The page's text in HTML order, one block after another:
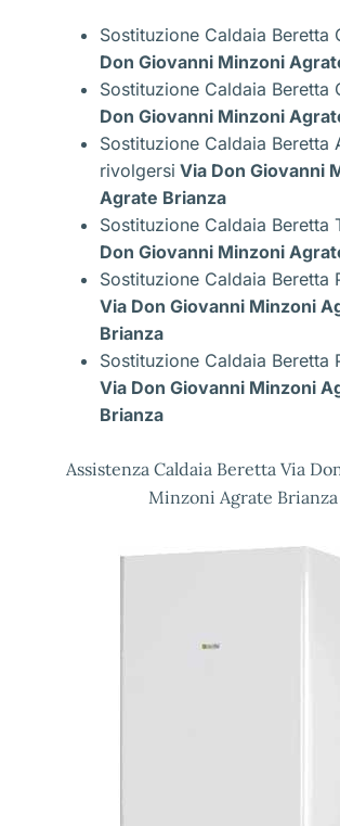
Sostituzione Caldaia Beretta
Don Giovanni Minzoni
Sostituzione Caldaia Beretta
Don Giovanni Minzoni
Sostituzione Caldaia Beretta
rivolgersi Via Don Giovanni
Agrate Brianza
Sostituzione Caldaia Beretta
Don Giovanni Minzoni
Sostituzione Caldaia Beretta
Via Don Giovanni Minzoni
Brianza
Sostituzione Caldaia Beretta
Via Don Giovanni Minzoni
Brianza
Assistenza Caldaia Beretta Via
Minzoni Agrate Brianza